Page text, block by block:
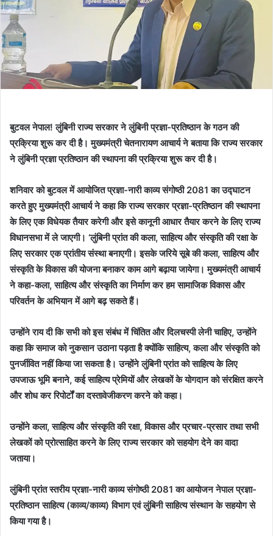
बुटवल नेपाल! लुंबिनी राज्य सरकार ने लुंबिनी प्रज्ञा-प्रतिष्ठान के गठन की
प्रक्रिया शुरू कर दी है। मुख्यमंत्री चेतनारायण आचार्य ने बताया कि राज्य सरकार
ने लुंबिनी प्रज्ञा प्रतिष्ठान की स्थापना की प्रक्रिया शुरू कर दी है।
शनिवार को बुटवल में आयोजित प्रज्ञा-नारी काव्य संगोष्ठी 2081 का उद्घाटन
करते हुए मुख्यमंत्री आचार्य ने कहा कि राज्य सरकार प्रज्ञा-प्रतिष्ठान की स्थापना
के लिए एक विधेयक तैयार करेगी और इसे कानूनी आधार तैयार करने के लिए राज्य
विधानसभा में ले जाएगी। ‘लुंबिनी प्रांत की कला, साहित्य और संस्कृति की रक्षा के
लिए सरकार एक प्रांतीय संस्था बनाएगी। इसके जरिये सूबे की कला, साहित्य और
संस्कृति के विकास की योजना बनाकर काम आगे बढ़ाया जायेगा। मुख्यमंत्री आचार्य
ने कहा-कला, साहित्य और संस्कृति का निर्माण कर हम सामाजिक विकास और
परिवर्तन के अभियान में आगे बढ़ सकते हैं।
उन्होंने राय दी कि सभी को इस संबंध में चिंतित और दिलचस्पी लेनी चाहिए, उन्होंने
कहा कि समाज को नुकसान उठाना पड़ता है क्योंकि साहित्य, कला और संस्कृति को
पुनर्जीवित नहीं किया जा सकता है। उन्होंने लुंबिनी प्रांत को साहित्य के लिए
उपजाऊ भूमि बनाने, कई साहित्य प्रेमियों और लेखकों के योगदान को संरक्षित करने
और शोध कर रिपोर्टों का दस्तावेजीकरण करने को कहा।
उन्होंने कला, साहित्य और संस्कृति की रक्षा, विकास और प्रचार-प्रसार तथा सभी
लेखकों को प्रोत्साहित करने के लिए राज्य सरकार को सहयोग देने का वादा
जताया।
लुंबिनी प्रांत स्तरीय प्रज्ञा-नारी काव्य संगोष्ठी 2081 का आयोजन नेपाल प्रज्ञा-
प्रतिष्ठान साहित्य (काव्य/काव्य) विभाग एवं लुंबिनी साहित्य संस्थान के सहयोग से
किया गया है।